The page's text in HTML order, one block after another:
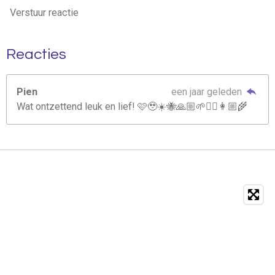
Verstuur reactie
Reacties
Pien
een jaar geleden
Wat ontzettend leuk en lief! 🩷🥹☀️🐝🙏🏼🌱✍🏼👩🏼‍🌾